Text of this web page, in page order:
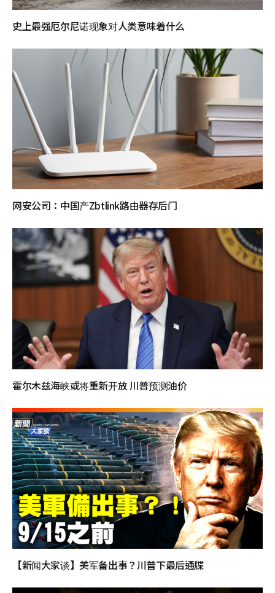
史上最强厄尔尼诺现象对人类意味着什么
网安公司：中国产Zbtlink路由器存后门
霍尔木兹海峡或将重新开放 川普预测油价
【新闻大家谈】美军备出事？川普下最后通牒